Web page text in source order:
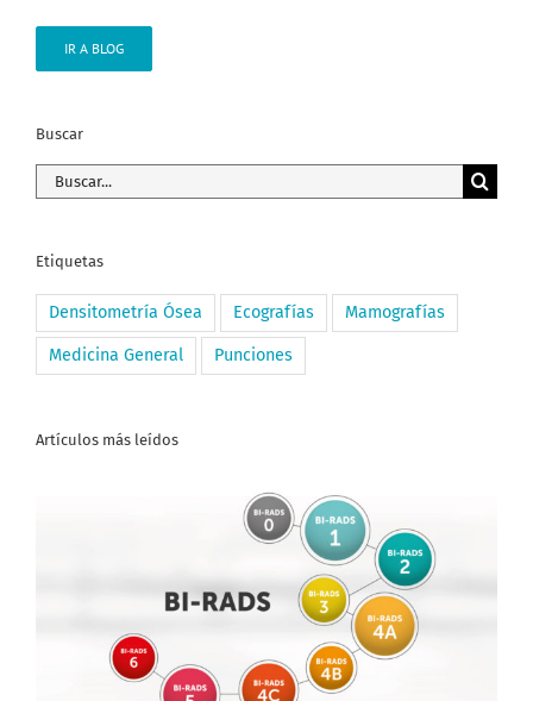
IR A BLOG
Buscar
Buscar:
Etiquetas
Densitometría Ósea Ecografías Mamografías
Medicina General Punciones
Artículos más leídos